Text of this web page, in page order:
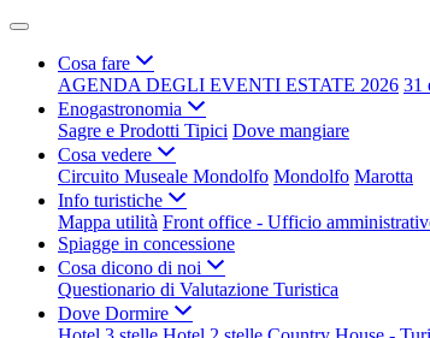
Cosa fare
AGENDA DEGLI EVENTI ESTATE 2026 31
Enogastronomia
Sagre e Prodotti Tipici Dove mangiare
Cosa vedere
Circuito Museale Mondolfo Mondolfo Marotta
Info turistiche
Mappa utilità Front office - Ufficio
Spiagge in concessione
Cosa dicono di noi
Questionario di Valutazione Turistica
Dove Dormire